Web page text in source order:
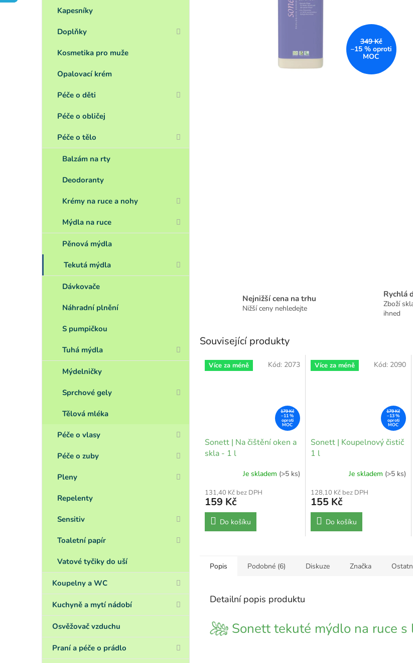
Kapesníky
Doplňky
Kosmetika pro muže
Opalovací krém
Péče o děti
Péče o obličej
Péče o tělo
Balzám na rty
Deodoranty
Krémy na ruce a nohy
Mýdla na ruce
Pěnová mýdla
Tekutá mýdla
Dávkovače
Náhradní plnění
S pumpičkou
Tuhá mýdla
Mýdelničky
Sprchové gely
Tělová mléka
Péče o vlasy
Péče o zuby
Pleny
Repelenty
Sensitiv
Toaletní papír
Vatové tyčiky do uší
Koupelny a WC
Kuchyně a mytí nádobí
Osvěžovač vzduchu
Praní a péče o prádlo
349 Kč
–15 %
Nejnižší cena na trhu
Nižší ceny nehledejte
Rychlá
Zboží
ihned
Související produkty
Více za méně
179 Kč
–11 %
Sonett | Na čištění oken a
skla - 1 l
Je skladem (>5 ks)
131,40 Kč bez DPH
159 Kč
Do košíku
Kód: 2073 Více za méně
179 Kč
–13 %
Sonett | Koupelnový čistič
1 l
Je skladem (>5 ks)
128,10 Kč bez DPH
155 Kč
Do košíku
Kód: 2090
Popis Podobné (6) Diskuze Značka
Detailní popis produktu
Sonett tekuté mýdlo na ruce